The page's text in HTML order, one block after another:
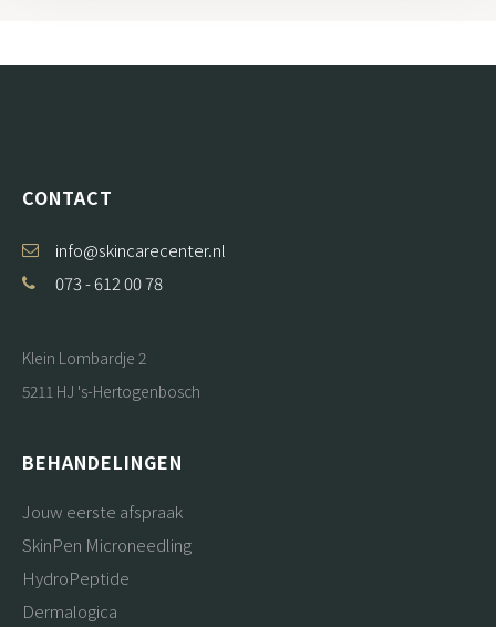
CONTACT
info@skincarecenter.nl
073 - 612 00 78
Klein Lombardje 2
5211 HJ 's-Hertogenbosch
BEHANDELINGEN
Jouw eerste afspraak
SkinPen Microneedling
HydroPeptide
Dermalogica